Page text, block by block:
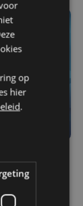
op
hier
.